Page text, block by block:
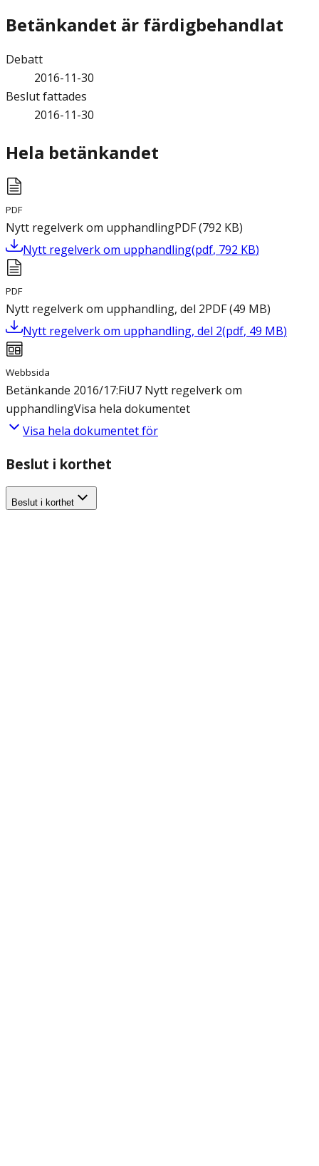
Betänkandet är färdigbehandlat
Debatt
2016-11-30
Beslut fattades
2016-11-30
Hela betänkandet
PDF
Nytt regelverk om upphandlingPDF(792 KB)
Nytt regelverk om upphandling(pdf, 792 KB)
PDF
Nytt regelverk om upphandling, del 2PDF(49 MB)
Nytt regelverk om upphandling, del 2(pdf, 49 MB)
Webbsida
Betänkande 2016/17:FiU7 Nytt regelverk om
upphandlingVisa hela dokumentet
Visa hela dokumentet för
Beslut i korthet
Beslut i korthet